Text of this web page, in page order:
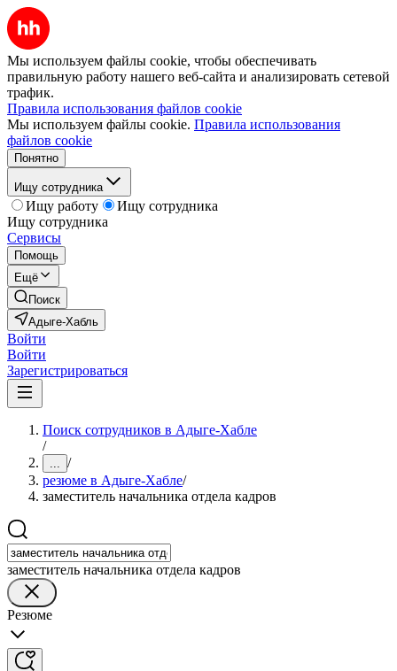
Мы используем файлы cookie, чтобы обеспечивать
правильную работу нашего веб-сайта и анализировать сетевой
трафик.
Правила использования файлов cookie
Мы используем файлы cookie. Правила использования
файлов cookie
Понятно
Ищу сотрудника
Ищу работу
Ищу сотрудника
Ищу сотрудника
Сервисы
Помощь
Ещё
Поиск
Адыге-Хабль
Войти
Войти
Зарегистрироваться
Поиск сотрудников в Адыге-Хабле
/
... /
резюме в Адыге-Хабле/
заместитель начальника отдела кадров
заместитель начальника отдела кадров
Резюме